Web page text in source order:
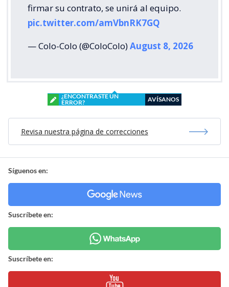
firmar su contrato, se unirá al equipo.
pic.twitter.com/amVbnRK7GQ
— Colo-Colo (@ColoColo)August 8, 2026
¿ENCONTRASTE UN
ERROR?
AVÍSANOS
Revisa nuestra página de correcciones
Síguenos en:
Suscríbete en:
Suscríbete en: